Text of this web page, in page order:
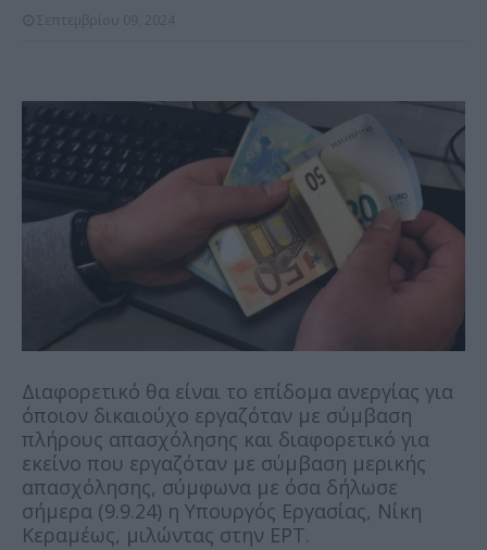
Διαφορετικό θα είναι το επίδομα ανεργίας για
όποιον δικαιούχο εργαζόταν με σύμβαση
πλήρους απασχόλησης και διαφορετικό για
εκείνο που εργαζόταν με σύμβαση μερικής
απασχόλησης, σύμφωνα με όσα δήλωσε
σήμερα (9.9.24) η Υπουργός Εργασίας, Νίκη
Κεραμέως, μιλώντας στην ΕΡΤ.